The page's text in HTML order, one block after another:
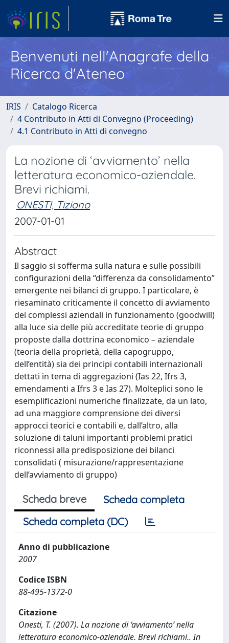
Benvenuti nell'Anagrafe della
Ricerca d'Ateneo
IRIS
Catalogo Ricerca
4 Contributo in Atti di Convegno (Proceeding)
4.1 Contributo in Atti di convegno
La nozione di ‘avviamento’ nella
letteratura economico-aziendale.
Brevi richiami.
ONESTI, Tiziano
2007-01-01
Abstract
Il saggio si sofferma sulla natura e sulle possibili
configurazioni della “differenza da consolidamento”
emergente nei bilanci di gruppo. I particolare, è
riesaminato criticamente il concetto di avviamento
dei complessi aziendali in funzionamento (goodwill)
alla luce sia delle più accreditate teorie di gruppo
proposte dalla dottrina economico – aziendale
(teoria della proprietà, della capogruppo,
dell’entità) sia dei principi contabili internazionali
dettati in tema di aggregazioni (Ias 22, Ifrs 3,
emendamenti a Ifrs 3 e Ias 27). Molteplici sono le
esemplificazioni numeriche finalizzate, da un lato,
ad una maggiore comprensione dei diversi
approcci teorici e contabili e, dall’altro, alla
soluzione di taluni importanti problemi pratici
riconnessi alla predisposizione dei bilanci
consolidati ( misurazione/rappresentazione
dell’avviamento di gruppo)
Scheda breve
Scheda completa
Scheda completa (DC)
Anno di pubblicazione
2007
Codice ISBN
88-495-1372-0
Citazione
Onesti, T. (2007). La nozione di ‘avviamento’ nella
letteratura economico-aziendale. Brevi richiami.. In